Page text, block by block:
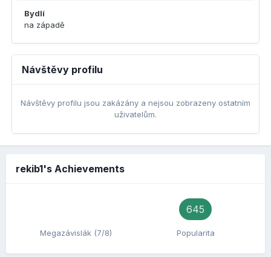
Bydlí
na západě
Návštěvy profilu
Návštěvy profilu jsou zakázány a nejsou zobrazeny ostatním
uživatelům.
rekib1's Achievements
Megazávislák (7/8)
645
Popularita